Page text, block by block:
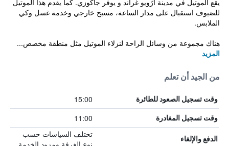
يقع الموتيل في مدينة ارّويو غراند و يوفر جاكوزي. كما يقدم هذا الموتيل
للضيوف استقبال على مدار الساعة، مسبح خارجي وخدمة غسل وكي
الملابس.
هناك مجموعة من وسائل الراحة لنزلاء الموتيل مثل منطقة مخصص...
المزيد
من الجيد أن تعلم
وقت تسجيل الصعود للطائرة 15:00
وقت تسجيل المغادرة 11:00
الدفع والإلغاء
تختلف السياسات حسب
نوع الغرفة ومزود الخدمة.